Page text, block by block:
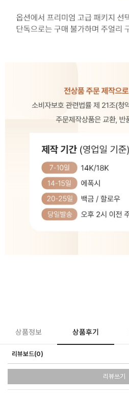
상품정보 상품후기
리뷰보드(0)
리뷰쓰기